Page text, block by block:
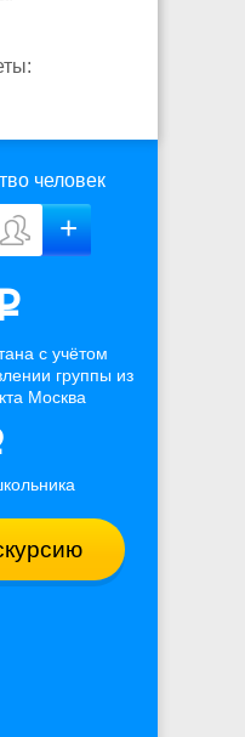
человек
с учётом
группы из
Москва